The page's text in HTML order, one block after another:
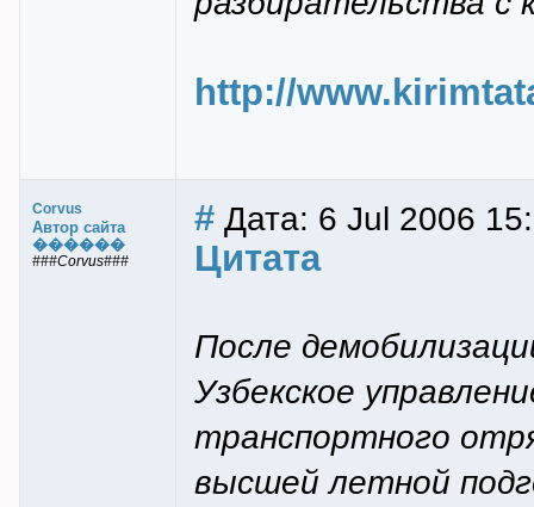
http://
Corvus
Автор сайта
������
###Corvus###
# Дата: 6 Jul 2006
Цитата
После
Узбекское
транспортного
высшей летной